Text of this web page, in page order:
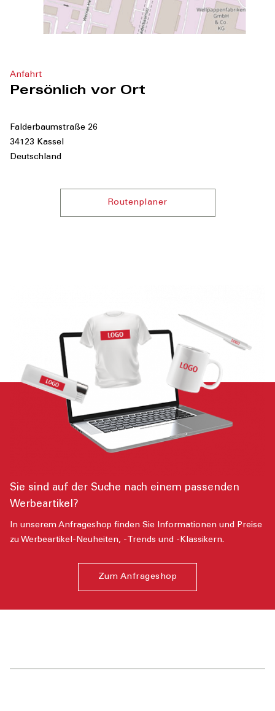
Anfahrt
Persönlich vor Ort
Falderbaumstraße 26
34123 Kassel
Deutschland
Routenplaner
Sie sind auf der Suche nach einem passenden
Werbeartikel?
In unserem Anfrageshop finden Sie Informationen und Preise
zu Werbeartikel-Neuheiten, -Trends und -Klassikern.
Zum Anfrageshop